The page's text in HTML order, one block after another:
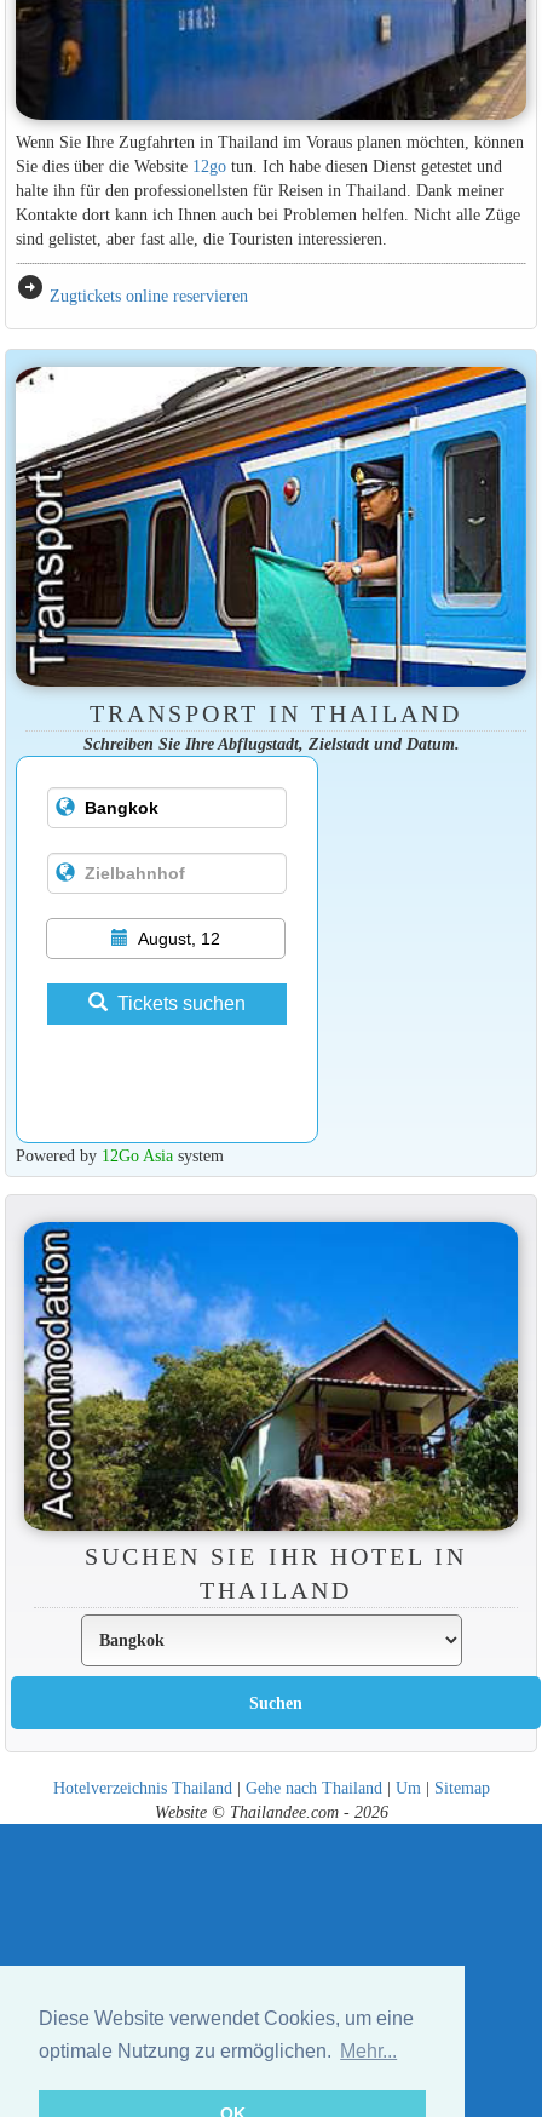
Diese Website verwendet Cookies, um eine
optimale Nutzung zu ermöglichen. Mehr...
Wenn Sie Ihre Zugfahrten in Thailand im Voraus planen möchten, können
Sie dies über die Website 12gotun. Ich habe diesen Dienst getestet und
halte ihn für den professionellsten für Reisen in Thailand. Dank meiner
Kontakte dort kann ich Ihnen auch bei Problemen helfen. Nicht alle Züge
sind gelistet, aber fast alle, die Touristen interessieren.
arrow_circle_right Zugtickets online reservieren
TRANSPORT IN THAILAND
Schreiben Sie Ihre Abflugstadt, Zielstadt und Datum.
August, 12
Tickets suchen
Powered by 12Go Asiasystem
SUCHEN SIE IHR HOTEL IN
THAILAND
Hotelverzeichnis Thailand | Gehe nach Thailand | Um | Sitemap
Website © Thailandee.com - 2026